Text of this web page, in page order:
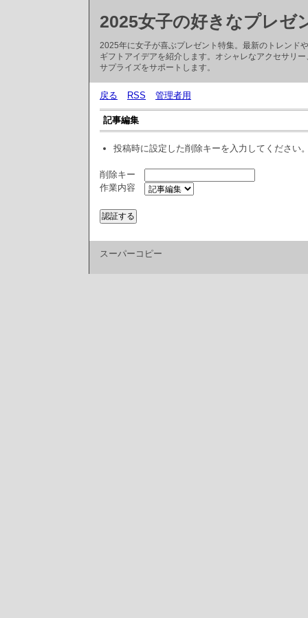
2025女子の好きなプレゼ
2025年に女子が喜ぶプレゼント特集。最新のトレンド
ギフトアイデアを紹介します。オシャレなアクセサリ
サプライズをサポートします。
戻る RSS 管理者用
記事編集
投稿時に設定した削除キーを入力してください
削除キー
作業内容
スーパーコピー